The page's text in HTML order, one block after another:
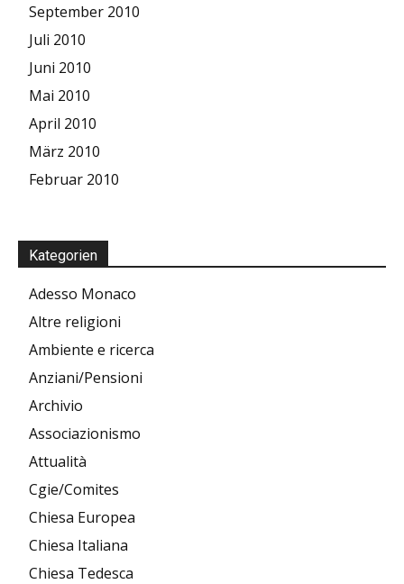
September 2010
Juli 2010
Juni 2010
Mai 2010
April 2010
März 2010
Februar 2010
Kategorien
Adesso Monaco
Altre religioni
Ambiente e ricerca
Anziani/Pensioni
Archivio
Associazionismo
Attualità
Cgie/Comites
Chiesa Europea
Chiesa Italiana
Chiesa Tedesca